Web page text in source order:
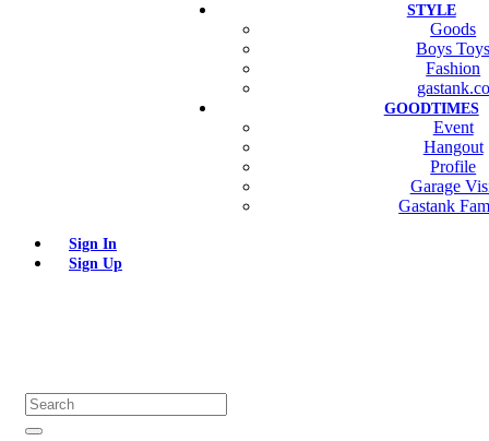
STYLE
Goods
Boys
Fashion
gastank.co
GOODTIMES
Event
Hangout
Profile
Garage
Gastank
Sign In
Sign Up